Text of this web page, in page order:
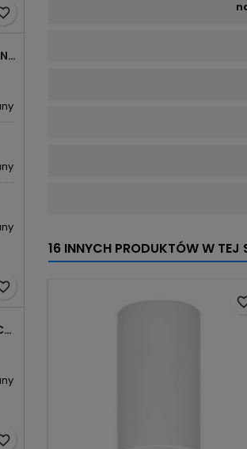
PRZEWÓD MIEDZIANY YDYP DRUT 3X1,5MM2 ŻO 450/750V
ZŁĄCZKA INSTALACYJNA 3X COMPACT POMARAŃCZOWA 2273-203 WAGO
16 INNYCH PRODUKTÓW W TEJ